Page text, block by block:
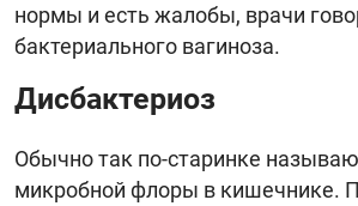
нормы и есть жалобы, врачи
бактериального вагиноза.
Дисбактериоз
Обычно так по-старинке
микробной флоры в кишечнике.